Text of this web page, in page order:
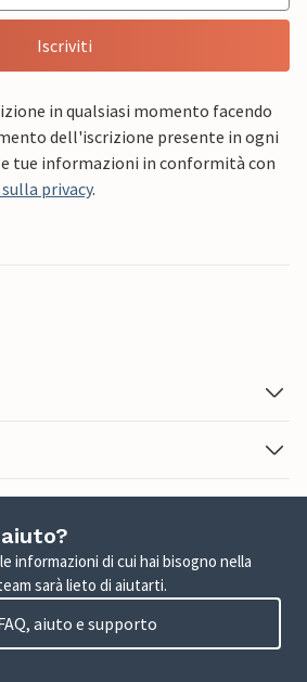
Iscriviti
in qualsiasi momento facendo
dell'iscrizione presente in ogni
tue informazioni in conformità con
privacy.
informazioni di cui hai bisogno nella
sarà lieto di aiutarti.
aiuto e supporto